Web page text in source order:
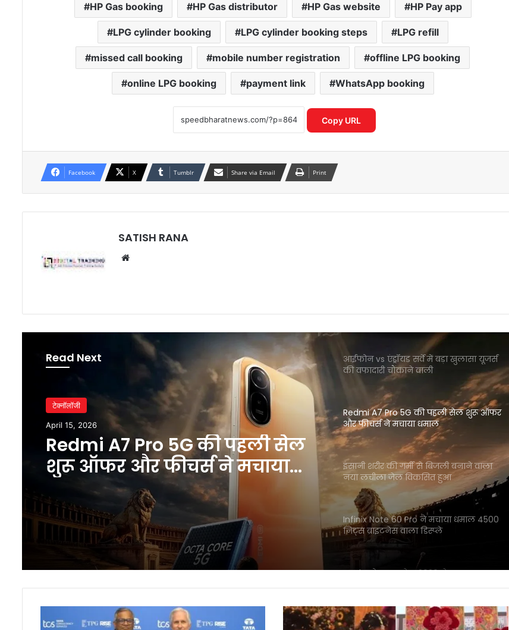
HP Gas booking HP Gas distributor HP Gas website HP Pay app
LPG cylinder booking LPG cylinder booking steps LPG refill
missed call booking mobile number registration offline LPG booking
online LPG booking payment link WhatsApp booking
Copy URL
Facebook X Tumblr Share via Email Print
SATISH RANA
Read Next
टेक्नॉलॉजी
April 15, 2026
Redmi A7 Pro 5G की पहली सेल
शुरू ऑफर और फीचर्स ने मचाया
धमाल
गलत UPI ट्रांजेक्शन हो गया? घबराएं नहीं, इन 4
रियल टाइम एक्शन से बचाए गए हजारों करोड़
टाइम पर जताई गंभीर चिंता
आईफोन vs एंड्रॉयड सर्वे में बड़ा खुलासा यूजर्स
की वफादारी चौंकाने वाली
Redmi A7 Pro 5G की पहली सेल शुरू ऑफर
और फीचर्स ने मचाया धमाल
इंसानी शरीर की गर्मी से बिजली बनाने वाला
नया लचीला जेल विकसित हुआ
Infinix Note 60 Pro ने मचाया धमाल 4500
निट्स ब्राइटनेस वाला डिस्प्ले
Apple प्रोडक्ट्स सेल 2026 ने मचाया तहलका
गलत UPI ट्रांजेक्शन हो गया? घबराएं नहीं, इन 4
के
Smriti
Mandhana